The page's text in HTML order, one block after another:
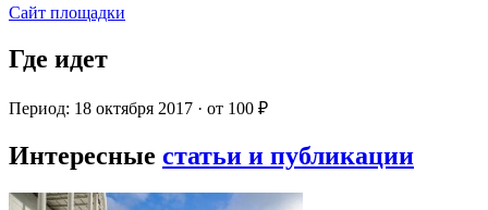
Сайт площадки
Где идет
Период: 18 октября 2017 · от 100 ₽
Интересные статьи и публикации